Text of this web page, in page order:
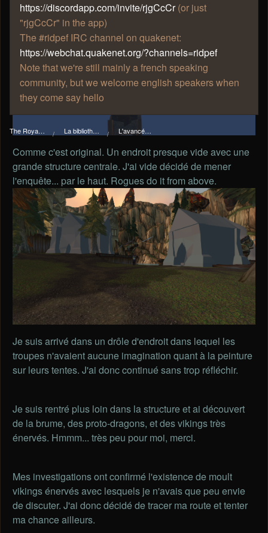
https://discordapp.com/invite/rjgCcCr(or just
"rjgCcCr" in the app)
The #ridpef IRC channel on quakenet:
https://webchat.quakenet.org/?channels=ridpef
Note that we're still mainly a french speaking
community, but we welcome english speakers when
they come say hello
The Royal I.d.P. Essploring Fundation La bibliothèque du manoir Von Mortekaï L'avancée des essplorateurs, version classic !
Comme c'est original. Un endroit presque vide avec une
grande structure centrale. J'ai vide décidé de mener
l'enquête... par le haut. Rogues do it from above.
Je suis arrivé dans un drôle d'endroit dans lequel les
troupes n'avaient aucune imagination quant à la peinture
sur leurs tentes. J'ai donc continué sans trop réfléchir.
Je suis rentré plus loin dans la structure et ai découvert
de la brume, des proto-dragons, et des vikings très
énervés. Hmmm... très peu pour moi, merci.
Mes investigations ont confirmé l'existence de moult
vikings énervés avec lesquels je n'avais que peu envie
de discuter. J'ai donc décidé de tracer ma route et tenter
ma chance ailleurs.